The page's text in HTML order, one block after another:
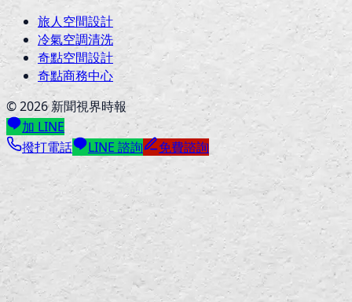
旅人空間設計
冷氣空調清洗
奇點空間設計
奇點商務中心
©2026 新聞視界時報
加 LINE
撥打電話
LINE 諮詢 免費諮詢